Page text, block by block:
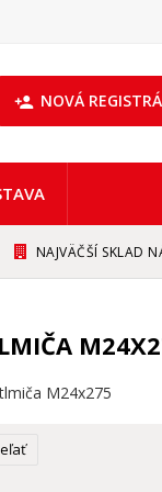
person_add NOVÁ
NAJVÄČŠÍ SKLAD
M24x275